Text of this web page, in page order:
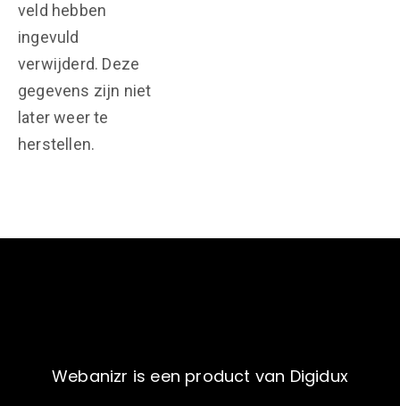
veld hebben
ingevuld
verwijderd. Deze
gegevens zijn niet
later weer te
herstellen.
Webanizr is een product van Digidux